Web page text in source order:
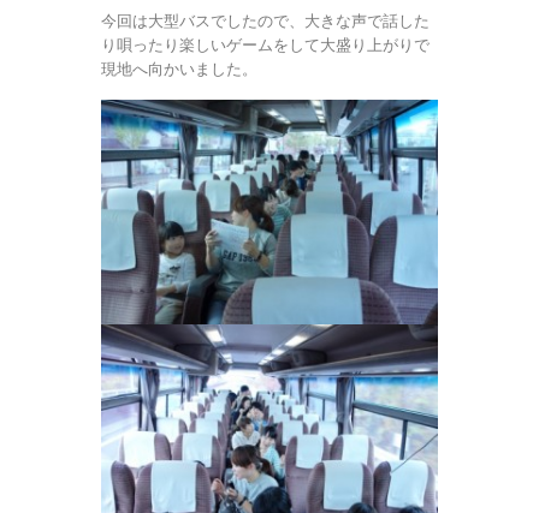
今回は大型バスでしたので、大きな声で話した
り唄ったり楽しいゲームをして大盛り上がりで
現地へ向かいました。